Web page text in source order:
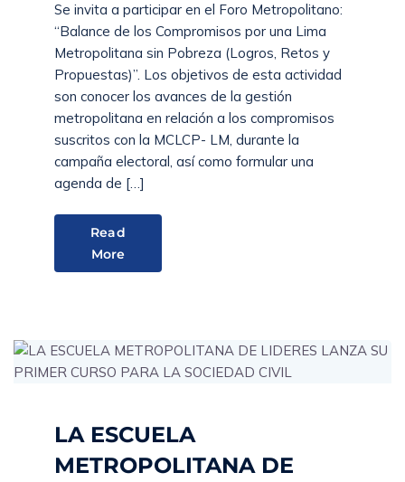
Se invita a participar en el Foro Metropolitano:
“Balance de los Compromisos por una Lima
Metropolitana sin Pobreza (Logros, Retos y
Propuestas)”. Los objetivos de esta actividad
son conocer los avances de la gestión
metropolitana en relación a los compromisos
suscritos con la MCLCP- LM, durante la
campaña electoral, así como formular una
agenda de […]
Read
More
LA ESCUELA
METROPOLITANA DE